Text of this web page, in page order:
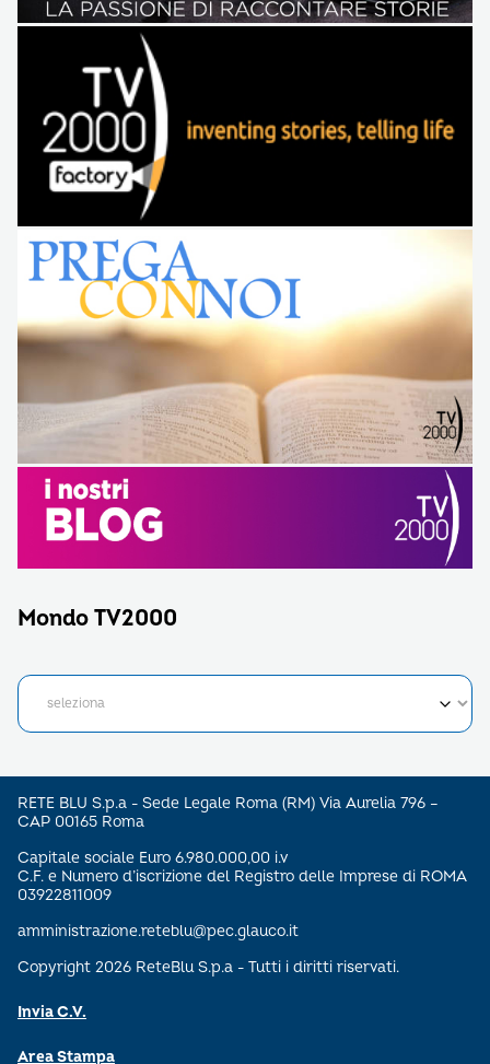
Mondo TV2000
RETE BLU S.p.a - Sede Legale Roma (RM) Via Aurelia 796 –
CAP 00165 Roma
Capitale sociale Euro 6.980.000,00 i.v
C.F. e Numero d’iscrizione del Registro delle Imprese di ROMA
03922811009
amministrazione.reteblu@pec.glauco.it
Copyright 2026 ReteBlu S.p.a - Tutti i diritti riservati.
Invia C.V.
Area Stampa